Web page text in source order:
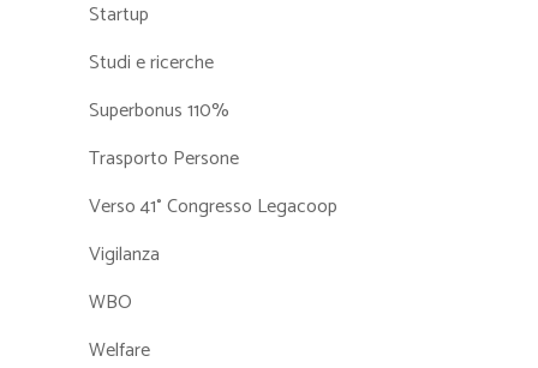
Startup
Studi e ricerche
Superbonus 110%
Trasporto Persone
Verso 41° Congresso Legacoop
Vigilanza
WBO
Welfare